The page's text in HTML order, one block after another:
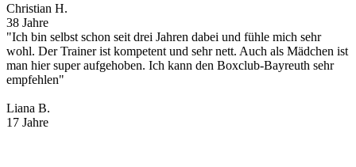
Christian H.
38 Jahre
"Ich bin selbst schon seit drei Jahren dabei und fühle mich sehr
wohl. Der Trainer ist kompetent und sehr nett. Auch als Mädchen ist
man hier super aufgehoben. Ich kann den Boxclub-Bayreuth sehr
empfehlen"
Liana B.
17 Jahre